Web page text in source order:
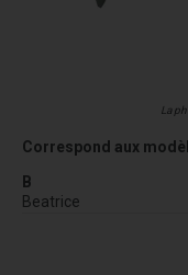
La
Correspond aux
B
Beatrice